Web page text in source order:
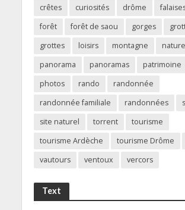
crêtes
curiosités drôme
forêt
forêt de saou gorges
grottes
loisirs montagne nature
panorama
panoramas patrimoine
photos
rando
randonnée
randonnée familiale
randonnées
site naturel
torrent
tourisme
tourisme Ardèche
tourisme Drôme
vautours
ventoux vercors
Text